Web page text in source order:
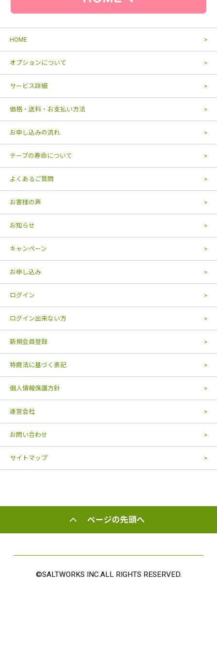
HOME
オプションについて
サービス詳細
価格・送料・お支払い方法
お申し込みの流れ
テープの寿命について
よくあるご質問
お客様の声
お知らせ
キャンペーン
お申し込み
ログイン
ログイン出来ない方
新規会員登録
特商法に基づく表記
個人情報保護方針
運営会社
お問い合わせ
サイトマップ
ページの先頭へ
©SALTWORKS INC.ALL RIGHTS RESERVED.